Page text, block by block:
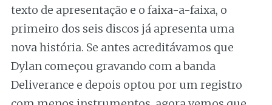
texto de apresentação e o faixa-a-faixa, o
primeiro dos seis discos já apresenta uma
nova história. Se antes acreditávamos que
Dylan começou gravando com a banda
Deliverance e depois optou por um registro